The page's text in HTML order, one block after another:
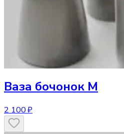
Ваза бочонок M
2 100 ₽